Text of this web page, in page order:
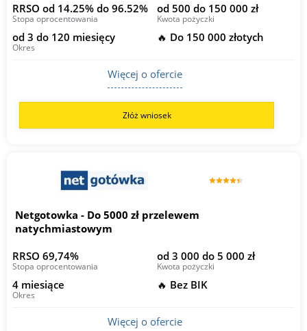
RRSO od 14.25% do 96.52%
Stopa oprocentowania
od 500 do 150 000 zł
Kwota pożyczki
od 3 do 120 miesięcy
Okres
🔥 Do 150 000 złotych
Więcej o ofercie
Złóż wniosek
Netgotowka - Do 5000 zł przelewem
natychmiastowym
RRSO 69,74%
Stopa oprocentowania
od 3 000 do 5 000 zł
Kwota pożyczki
4 miesiące
Okres
🔥 Bez BIK
Więcej o ofercie